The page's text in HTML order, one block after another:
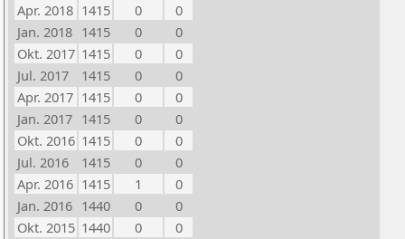
Apr. 2018 1415 0
0
Jan. 2018 1415 0
0
Okt. 2017 1415 0
0
Jul. 2017
1415 0
0
Apr. 2017 1415 0
0
Jan. 2017 1415 0
0
Okt. 2016 1415 0
0
Jul. 2016
1415 0
0
Apr. 2016 1415 1
0
Jan. 2016 1440 0
0
Okt. 2015 1440 0
0